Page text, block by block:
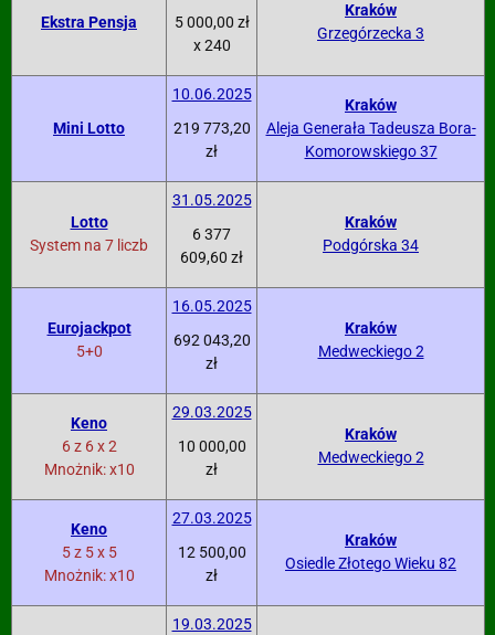
Ekstra Pensja
5 000,00 zł
x 240
Kraków
Grzegórzecka 3
Mini Lotto
10.06.2025
219 773,20
zł
Kraków
Aleja Generała Tadeusza Bora-
Komorowskiego 37
Lotto
System na 7 liczb
31.05.2025
6 377
609,60 zł
Kraków
Podgórska 34
Eurojackpot
5+0
16.05.2025
692 043,20
zł
Kraków
Medweckiego 2
Keno
6 z 6 x 2
Mnożnik: x10
29.03.2025
10 000,00
zł
Kraków
Medweckiego 2
Keno
5 z 5 x 5
Mnożnik: x10
27.03.2025
12 500,00
zł
Kraków
Osiedle Złotego Wieku 82
19.03.2025